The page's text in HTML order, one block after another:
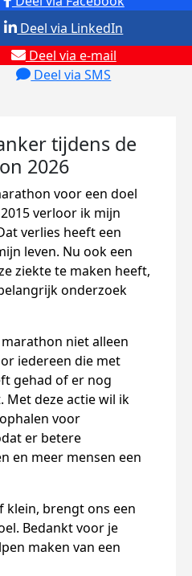
Deel via e-mail
Deel via SMS
Deel via LinkedIn
tijdens de
2026
voor een doel
verloor ik mijn
verlies heeft een
leven. Nu ook een
ziekte te maken heeft,
onderzoek
niet alleen
iedereen die met
gehad of er nog
Met deze actie wil ik
voor
er betere
en meer mensen een
klein, brengt ons een
Bedankt voor je
maken van een